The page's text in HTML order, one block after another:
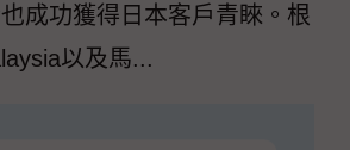
成功獲得日本客戶青睞。根
以及馬...